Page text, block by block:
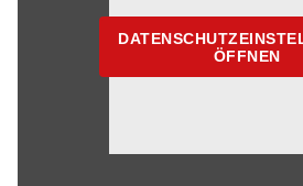
ÖFFNEN